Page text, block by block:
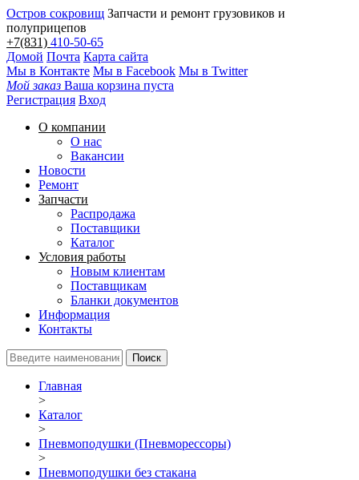
Остров сокровищ Запчасти и ремонт грузовиков и
полуприцепов
+7(831) 410-50-65
Домой Почта Карта сайта
Мы в Контакте Мы в Facebook Мы в Twitter
Мой заказ Ваша корзина пуста
Регистрация Вход
О компании
О нас
Вакансии
Новости
Ремонт
Запчасти
Распродажа
Поставщики
Каталог
Условия работы
Новым клиентам
Поставщикам
Бланки документов
Информация
Контакты
Главная
>
Каталог
>
Пневмоподушки (Пневморессоры)
>
Пневмоподушки без стакана